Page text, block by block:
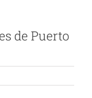
de Puerto